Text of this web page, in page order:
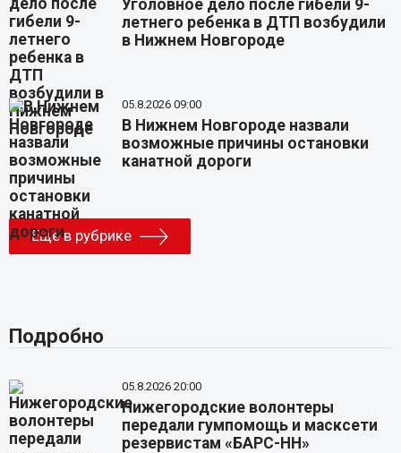
Уголовное дело после гибели 9-
летнего ребенка в ДТП возбудили
в Нижнем Новгороде
05.8.2026 09:00
В Нижнем Новгороде назвали
возможные причины остановки
канатной дороги
Еще в рубрике
Подробно
05.8.2026 20:00
Нижегородские волонтеры
передали гумпомощь и масксети
резервистам «БАРС-НН»